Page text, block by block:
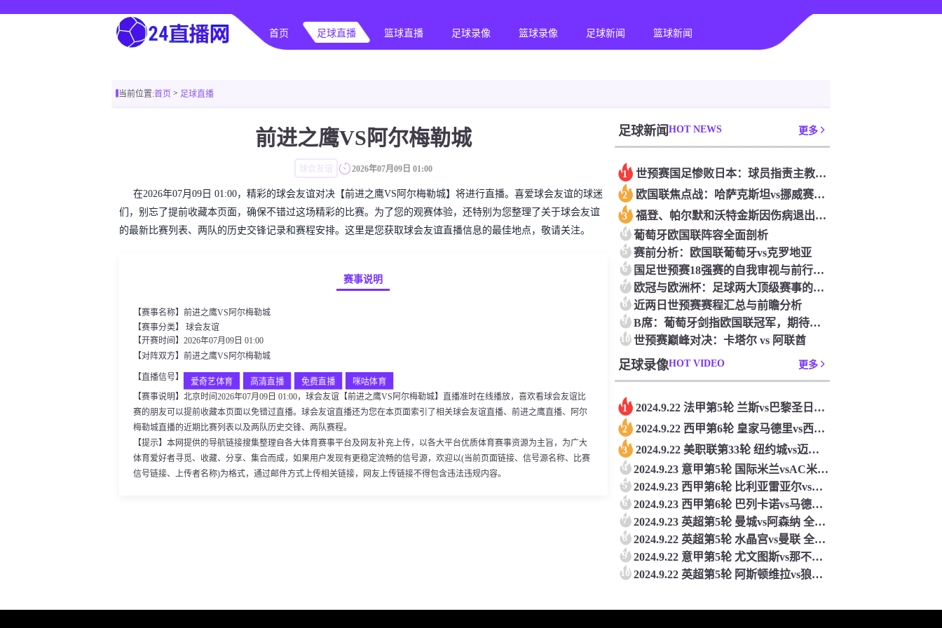
首页 足球直播 篮球直播 足球录像 篮球录像 足球新闻 篮球新闻
当前位置:首页 > 足球直播
前进之鹰VS阿尔梅勒城
球会友谊 2026年07月09日 01:00
在2026年07月09日 01:00，精彩的球会友谊对决【前进之鹰VS阿尔梅勒城】将进行直播。喜爱球会友谊的球迷
们，别忘了提前收藏本页面，确保不错过这场精彩的比赛。为了您的观赛体验，还特别为您整理了关于球会友谊
的最新比赛列表、两队的历史交锋记录和赛程安排。这里是您获取球会友谊直播信息的最佳地点，敬请关注。
赛事说明
【赛事名称】前进之鹰VS阿尔梅勒城
【赛事分类】 球会友谊
【开赛时间】2026年07月09日 01:00
【对阵双方】前进之鹰VS阿尔梅勒城
【直播信号】 爱奇艺体育 高清直播 免费直播 咪咕体育
【赛事说明】北京时间2026年07月09日 01:00，球会友谊【前进之鹰VS阿尔梅勒城】直播准时在线播放，喜欢看球会友谊比
赛的朋友可以提前收藏本页面以免错过直播。球会友谊直播还为您在本页面索引了相关球会友谊直播、前进之鹰直播、阿尔
梅勒城直播的近期比赛列表以及两队历史交锋、两队赛程。
【提示】本网提供的导航链接搜集整理自各大体育赛事平台及网友补充上传，以各大平台优质体育赛事资源为主旨，为广大
体育爱好者寻觅、收藏、分享、集合而成，如果用户发现有更稳定流畅的信号源，欢迎以(当前页面链接、信号源名称、比赛
信号链接、上传者名称)为格式，通过邮件方式上传相关链接，网友上传链接不得包含违法违规内容。
足球新闻 HOT NEWS 更多
1 世预赛国足惨败日本：球员指责主教练伊万为“骗子”
2 欧国联焦点战：哈萨克斯坦vs挪威赛前分析
3 福登、帕尔默和沃特金斯因伤病退出英格兰队名单
4 葡萄牙欧国联阵容全面剖析
5 赛前分析：欧国联葡萄牙vs克罗地亚
6 国足世预赛18强赛的自我审视与前行之路
7 欧冠与欧洲杯：足球两大顶级赛事的主要区别
8 近两日世预赛赛程汇总与前瞻分析‌
9 ‌B席：‌葡萄牙剑指欧国联冠军，‌期待不断进步‌
10 世预赛巅峰对决：卡塔尔 vs 阿联酋
足球录像HOT VIDEO 更多
1 2024.9.22 法甲第5轮 兰斯vs巴黎圣日耳曼 全场录像回放
2 2024.9.22 西甲第6轮 皇家马德里vs西班牙人 全场录像回放
3 2024.9.22 美职联第33轮 纽约城vs迈阿密国际 全场录像回放
4 2024.9.23 意甲第5轮 国际米兰vsAC米兰 全场录像回放
5 2024.9.23 西甲第6轮 比利亚雷亚尔vs巴塞罗那 全场录像回放
6 2024.9.23 西甲第6轮 巴列卡诺vs马德里竞技 全场录像回放
7 2024.9.23 英超第5轮 曼城vs阿森纳 全场录像回放
8 2024.9.22 英超第5轮 水晶宫vs曼联 全场录像回放
9 2024.9.22 意甲第5轮 尤文图斯vs那不勒斯 全场录像回放
10 2024.9.22 英超第5轮 阿斯顿维拉vs狼队 全场录像回放